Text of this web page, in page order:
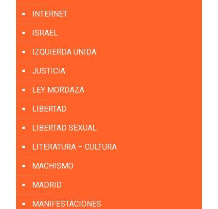
INTERNET
ISRAEL
IZQUIERDA UNIDA
JUSTICIA
LEY MORDAZA
LIBERTAD
LIBERTAD SEXUAL
LITERATURA – CULTURA
MACHISMO
MADRID
MANIFESTACIONES